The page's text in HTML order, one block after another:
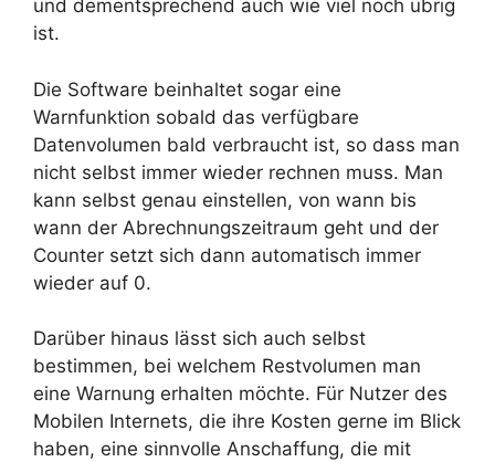
und dementsprechend auch wie viel noch übrig
ist.
Die Software beinhaltet sogar eine
Warnfunktion sobald das verfügbare
Datenvolumen bald verbraucht ist, so dass man
nicht selbst immer wieder rechnen muss. Man
kann selbst genau einstellen, von wann bis
wann der Abrechnungszeitraum geht und der
Counter setzt sich dann automatisch immer
wieder auf 0.
Darüber hinaus lässt sich auch selbst
bestimmen, bei welchem Restvolumen man
eine Warnung erhalten möchte. Für Nutzer des
Mobilen Internets, die ihre Kosten gerne im Blick
haben, eine sinnvolle Anschaffung, die mit